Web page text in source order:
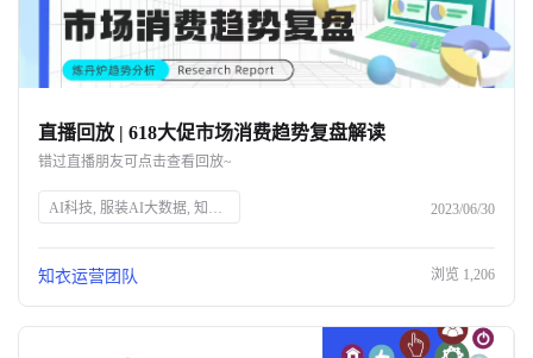
直播回放 | 618大促市场消费趋势复盘解读
错过直播朋友可点击查看回放~
AI科技, 服装AI大数据, 知衣科技, 头部企业, 人工智能, 服装行业, 数据分析, 技术创新, 智能解决方案, 时尚技术 2023/06/30
知衣运营团队 浏览 1,206